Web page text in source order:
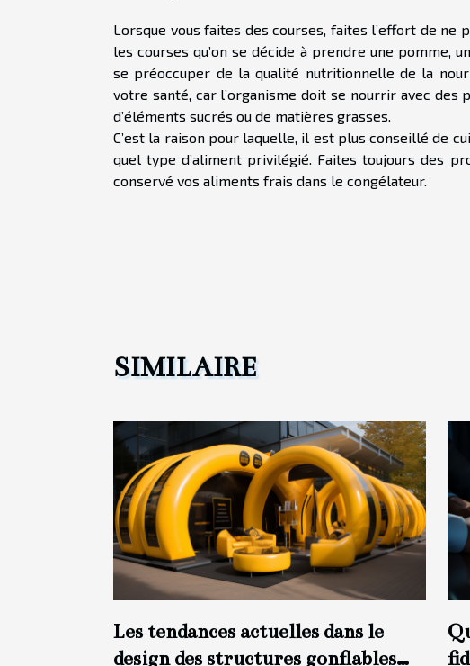
Lorsque vous faites des courses, faites l’effort de ne
les courses qu’on se décide à prendre une pomme,
se préoccuper de la qualité nutritionnelle de la
votre santé, car l’organisme doit se nourrir avec
d’éléments sucrés ou de matières grasses.
C’est la raison pour laquelle, il est plus conseillé de
quel type d’aliment privilégié. Faites toujours des
conservé vos aliments frais dans le congélateur.
SIMILAIRE
Les tendances actuelles dans le
design des structures gonflables